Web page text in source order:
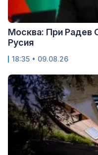
Москва: При Радев
Русия
18:35 • 09.08.26